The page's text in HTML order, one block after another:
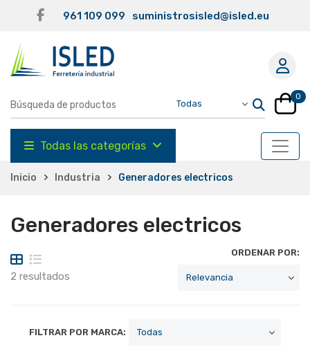
961 109 099 suministrosisled@isled.eu
0
Todas las categorías
Inicio Industria Generadores electricos
Generadores electricos
2 resultados
ORDENAR POR:
FILTRAR POR MARCA: